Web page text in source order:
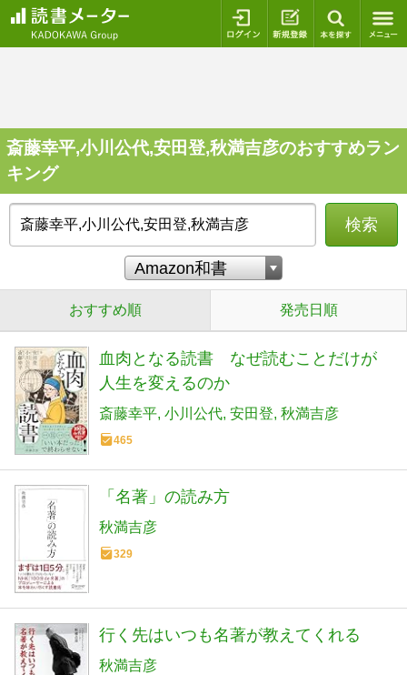
ログイン 新規登録
斎藤幸平,小川公代,安田登,秋満吉彦のおすすめラン
キング
検索
おすすめ順 発売日順
血肉となる読書 なぜ読むことだけが
人生を変えるのか
斎藤幸平 小川公代 安田登 秋満吉彦
465
「名著」の読み方
秋満吉彦
329
行く先はいつも名著が教えてくれる
秋満吉彦